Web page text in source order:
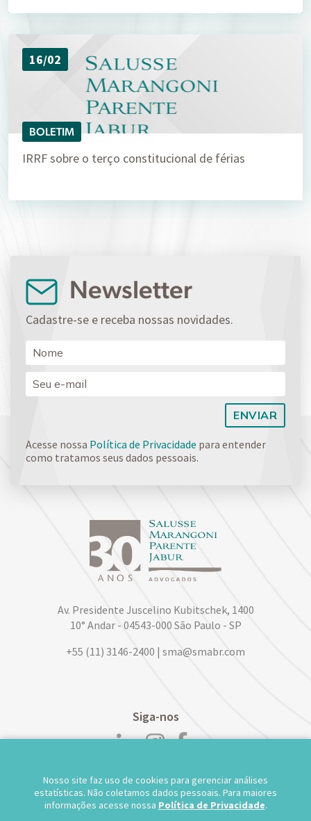
16/02
BOLETIM
IRRF sobre o terço constitucional de férias
Newsletter
Cadastre-se e receba nossas novidades.
Acesse nossa Política de Privacidade para entender
como tratamos seus dados pessoais.
Av. Presidente Juscelino Kubitschek, 1400
10° Andar - 04543-000 São Paulo - SP
+55 (11) 3146-2400 | sma@smabr.com
Siga-nos
POLÍTICA DE PRIVACIDADE DE DADOS
Nosso site faz uso de cookies para gerenciar análises
estatísticas. Não coletamos dados pessoais. Para maiores
informações acesse nossa Política de Privacidade.